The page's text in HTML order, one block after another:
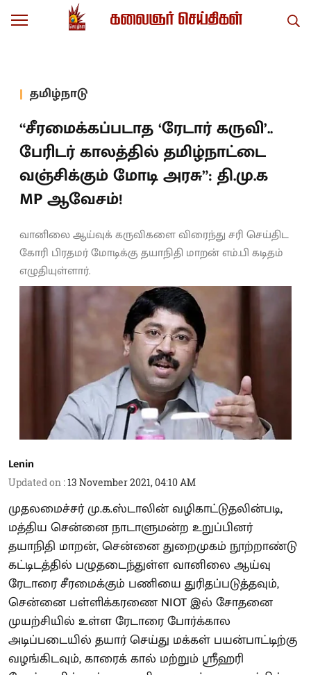
தமிழ்நாடு
“சீரமைக்கப்படாத ‘ரேடார் கருவி’..
பேரிடர் காலத்தில் தமிழ்நாட்டை
வஞ்சிக்கும் மோடி அரசு”: தி.மு.க
MP ஆவேசம்!
வானிலை ஆய்வுக் கருவிகளை விரைந்து சரி செய்திட
கோரி பிரதமர் மோடிக்கு தயாநிதி மாறன் எம்.பி கடிதம்
எழுதியுள்ளார்.
Lenin
Updated on :13 November 2021, 04:10 AM
முதலமைச்சர் மு.க.ஸ்டாலின் வழிகாட்டுதலின்படி,
மத்திய சென்னை நாடாளுமன்ற உறுப்பினர்
தயாநிதி மாறன், சென்னை துறைமுகம் நூற்றாண்டு
கட்டிடத்தில் பழுதடைந்துள்ள வானிலை ஆய்வு
ரேடாரை சீரமைக்கும் பணியை துரிதப்படுத்தவும்,
சென்னை பள்ளிக்கரணை NIOT இல் சோதனை
முயற்சியில் உள்ள ரேடாரை போர்க்கால
அடிப்படையில் தயார் செய்து மக்கள் பயன்பாட்டிற்கு
வழங்கிடவும், காரைக் கால் மற்றும் ஸ்ரீஹரி